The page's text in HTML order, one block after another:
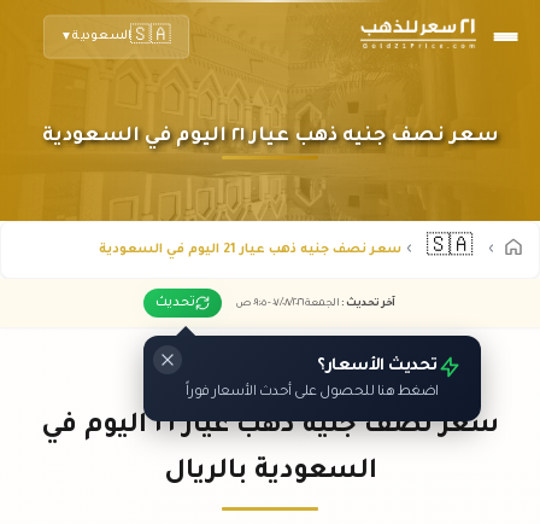
🇸🇦السعودية▼
سعر نصف جنيه ذهب عيار ٢١ اليوم في السعودية
🇸🇦 سعر نصف جنيه ذهب عيار 21 اليوم في السعودية
آخر تحديث : الجمعة ٠٧ /٠٨/٢٠٢٦ - ٠٩:٠٥ ص تحديث
تحديث الأسعار؟
اضغط هنا للحصول على أحدث الأسعار فوراً
سعر نصف جنيه ذهب عيار ٢١ اليوم في
السعودية بالريال